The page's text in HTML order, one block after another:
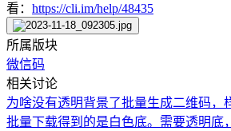
看： https://cli.im/help/48435
所属版块
微信码
相关讨论
为啥没有透明背景了批量生成二维码，
批量下载得到的是白色底。需要透明底，